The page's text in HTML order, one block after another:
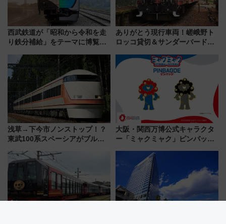
西武鉄道が「昭和から令和を走
り鉄分補給」をテーマに博覧会
14日から 新車両「トキイロ」体
験ブースも アクセスや申込方法
を解説
ありがとう現行車両！嵯峨野ト
ロッコ貸切＆サンダーバードレ
斉藤雪乃＆福原トシヒロと行
く！9月13日「京都の鉄道満喫
ツアー」開催
浅草→下今市ノンストップ！？
東武100系スペーシアがブルー
ー当時の停車駅」を再現 運転
時刻や特急券の買い方を紹介
大阪・関西万博公式キャラクタ
ー「ミャクミャク」ピンバッジ